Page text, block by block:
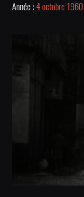
Année :4 octobre 1960